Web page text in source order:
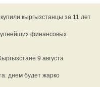
кыргызстанцы за 11 лет
финансовых
9 августа
днем будет жарко